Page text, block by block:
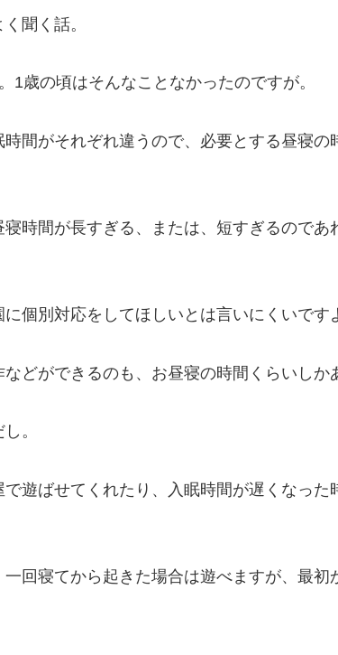
聞く話。
歳の頃はそんなことなかったのですが。
間がそれぞれ違うので、必要とする昼寝の
時間が長すぎる、または、短すぎるのであ
個別対応をしてほしいとは言いにくいです
どができるのも、お昼寝の時間くらいしか
。
遊ばせてくれたり、入眠時間が遅くなった
回寝てから起きた場合は遊べますが、最初